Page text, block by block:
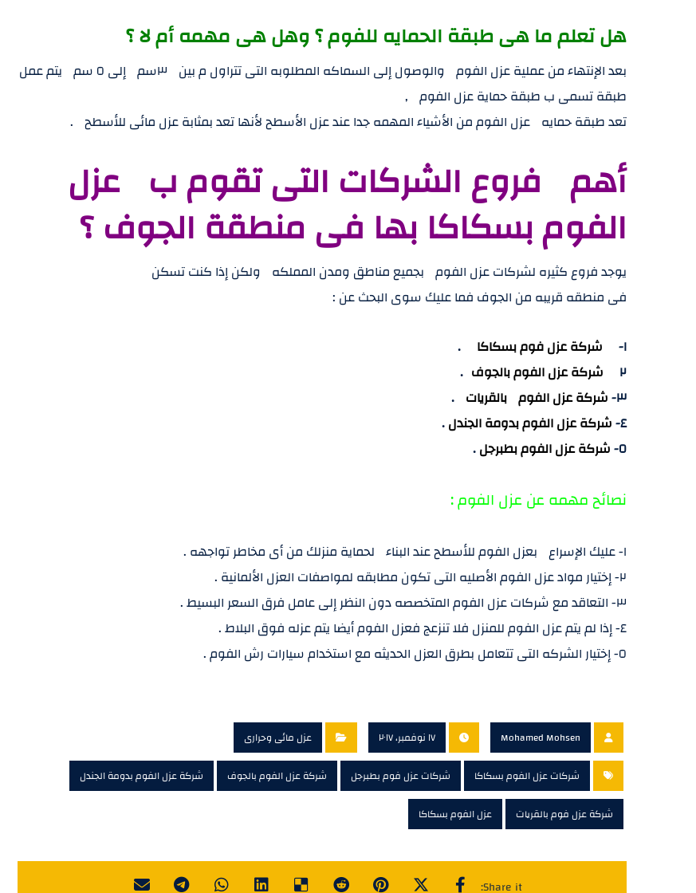
هل تعلم ما هى طبقة الحمايه للفوم ؟ وهل هى مهمه أم لا ؟
بعد الإنتهاء من عملية عزل الفوم والوصول إلى السماكه المطلوبه التى تتراول م بين ٣سم إلى ٥ سم يتم عمل
طبقة تسمى ب طبقة حماية عزل الفوم ,
تعد طبقة حمايه عزل الفوم من الأشياء المهمه جدا عند عزل الأسطح لأنها تعد بمثابة عزل مائى للأسطح .
أهم فروع الشركات التى تقوم ب عزل
الفوم بسكاكا بها فى منطقة الجوف ؟
يوجد فروع كثيره لشركات عزل الفوم بجميع مناطق ومدن المملكه ولكن إذا كنت تسكن
فى منطقه قريبه من الجوف فما عليك سوى البحث عن :
١- شركة عزل فوم بسكاكا
.
٢
شركة عزل الفوم بالجوف .
٣- شركة عزل الفوم بالقريات .
٤- شركة عزل الفوم بدومة الجندل.
٥- شركة عزل الفوم بطبرجل.
نصائح مهمه عن عزل الفوم :
١- عليك الإسراع بعزل الفوم للأسطح عند البناء لحماية منزلك من أى مخاطر تواجهه .
٢- إختيار مواد عزل الفوم الأصليه التى تكون مطابقه لمواصفات العزل الألمانية .
٣- التعاقد مع شركات عزل الفوم المتخصصه دون النظر إلى عامل فرق السعر البسيط .
٤- إذا لم يتم عزل الفوم للمنزل فلا تنزعج فعزل الفوم أيضا يتم عزله فوق البلاط .
٥- إختيار الشركه التى تتعامل بطرق العزل الحديثه مع استخدام سيارات رش الفوم .
Mohamed Mohsen ١٧ نوفمبر، ٢٠١٧ عزل مائى وحرارى
شركات عزل الفوم بسكاكا شركات عزل فوم بطبرجل شركة عزل الفوم بالجوف شركة عزل الفوم بدومة الجندل
شركة عزل فوم بالقريات عزل الفوم بسكاكا